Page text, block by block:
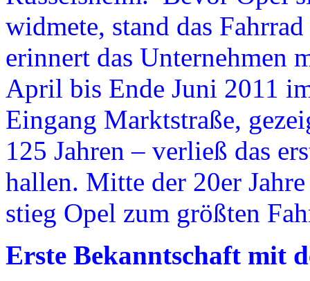
widmete, stand das
erinnert das Unternehmen
April bis Ende Juni 2011
Eingang Marktstraße,
125 Jahren – verließ das
hallen. Mitte der 20er
stieg Opel zum größten
Erste Bekanntschaft mit